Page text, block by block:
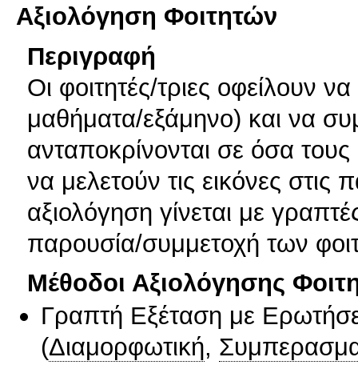
Αξιολόγηση Φοιτητών
Περιγραφή
Oι φοιτητές/τριες οφείλουν
μαθήματα/εξάμηνο) και να
ανταποκρίνονται σε όσα τους
να μελετούν τις εικόνες
αξιολόγηση γίνεται με
παρουσία/συμμετοχή των
Μέθοδοι Αξιολόγησης
Γραπτή Εξέταση με
(Διαμορφωτική,